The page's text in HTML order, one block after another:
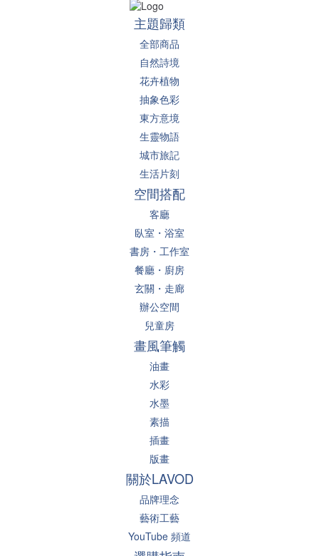
主題歸類
全部商品
自然詩境
花卉植物
抽象色彩
東方意境
生靈物語
城市旅記
生活片刻
空間搭配
客廳
臥室・浴室
書房・工作室
餐廳・廚房
玄關・走廊
辦公空間
兒童房
畫風筆觸
油畫
水彩
水墨
素描
插畫
版畫
關於LAVOD
品牌理念
藝術工藝
YouTube 頻道